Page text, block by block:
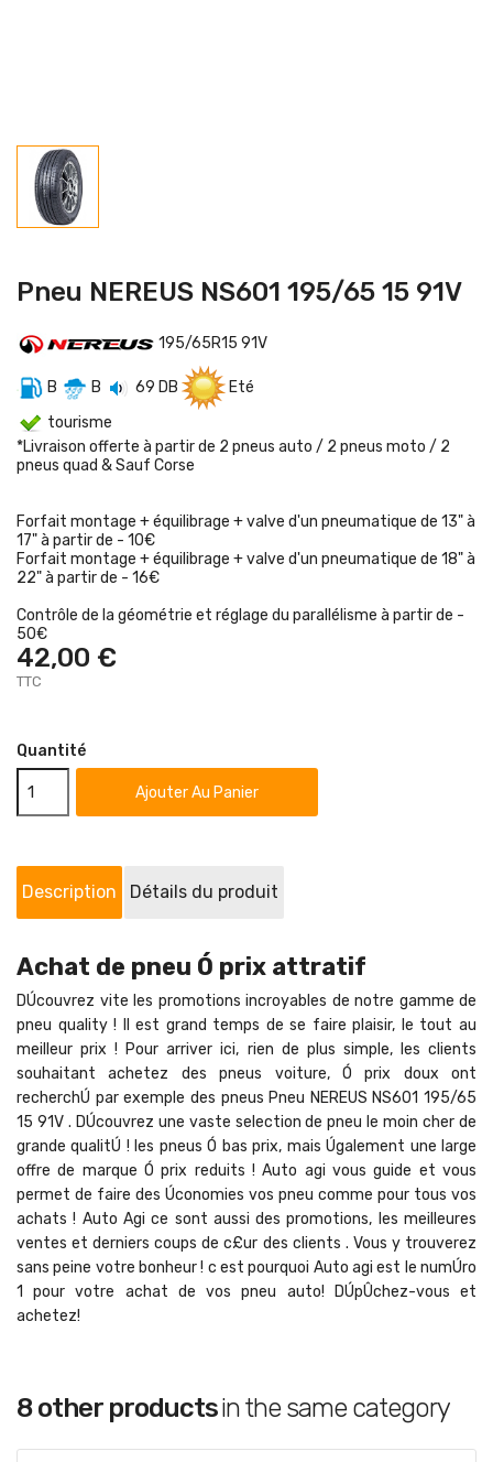
Pneu NEREUS NS601 195/65 15 91V
195/65R15 91V
B B 69 DB
Eté
tourisme
*Livraison offerte à partir de 2 pneus auto / 2 pneus moto / 2
pneus quad & Sauf Corse
Forfait montage + équilibrage + valve d'un pneumatique de 13" à
17" à partir de - 10€
Forfait montage + équilibrage + valve d'un pneumatique de 18" à
22" à partir de - 16€
Contrôle de la géométrie et réglage du parallélisme à partir de -
50€
42,00 €
TTC
Quantité
Ajouter Au Panier
Description Détails du produit
Achat de pneu Ó prix attratif
DÚcouvrez vite les promotions incroyables de notre gamme de
pneu quality ! Il est grand temps de se faire plaisir, le tout au
meilleur prix ! Pour arriver ici, rien de plus simple, les clients
souhaitant achetez des pneus voiture, Ó prix doux ont
recherchÚ par exemple des pneus Pneu NEREUS NS601 195/65
15 91V . DÚcouvrez une vaste selection de pneu le moin cher de
grande qualitÚ ! les pneus Ó bas prix, mais Úgalement une large
offre de marque Ó prix reduits ! Auto agi vous guide et vous
permet de faire des Úconomies vos pneu comme pour tous vos
achats ! Auto Agi ce sont aussi des promotions, les meilleures
ventes et derniers coups de c£ur des clients . Vous y trouverez
sans peine votre bonheur ! c est pourquoi Auto agi est le numÚro
1 pour votre achat de vos pneu auto! DÚpÛchez-vous et
achetez!
8 other productsin the same category